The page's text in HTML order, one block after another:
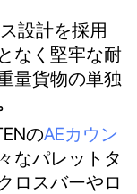
設計を採用
なく堅牢な耐
量貨物の単独
のAEカウン
なパレットタ
ロスバーやロ